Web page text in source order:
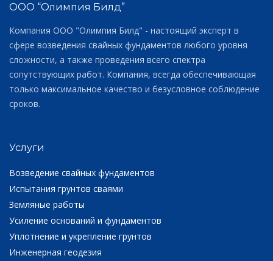
ООО “Олимпия Билд”
Компания ООО "Олимпия Билд" - настоящий эксперт в
сфере возведения свайных фундаментов любого уровня
сложности, а также проведения всего спектра
сопутствующих работ. Компания, всегда обеспечивающая
только максимальное качество и безусловное соблюдение
сроков.
Услуги
Возведение свайных фундаментов
Испытания грунтов сваями
Земляные работы
Усиление оснований и фундаментов
Уплотнение и укрепление грунтов
Инженерная геодезия